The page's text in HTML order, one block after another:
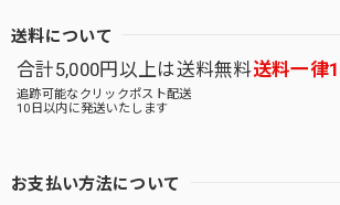
送料について
合計5,000円以上は送料無料送料一律
追跡可能なクリックポスト配送
10日以内に発送いたします
お支払い方法について